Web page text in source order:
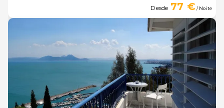
Desde 77 €/ Noite